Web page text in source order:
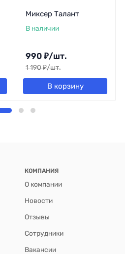
Миксер Талант
В наличии
990 ₽/шт.
1 190₽/шт.
В корзину
КОМПАНИЯ
О компании
Новости
Отзывы
Сотрудники
Вакансии